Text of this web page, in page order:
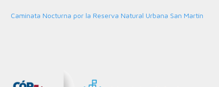
Caminata Nocturna por la Reserva Natural Urbana San Martín